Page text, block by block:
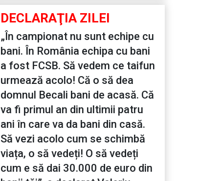
DECLARAŢIA ZILEI
„În campionat nu sunt echipe cu
bani. În România echipa cu bani
a fost FCSB. Să vedem ce taifun
urmează acolo! Că o să dea
domnul Becali bani de acasă. Că
va fi primul an din ultimii patru
ani în care va da bani din casă.
Să vezi acolo cum se schimbă
viața, o să vedeți! O să vedeți
cum e să dai 30.000 de euro din